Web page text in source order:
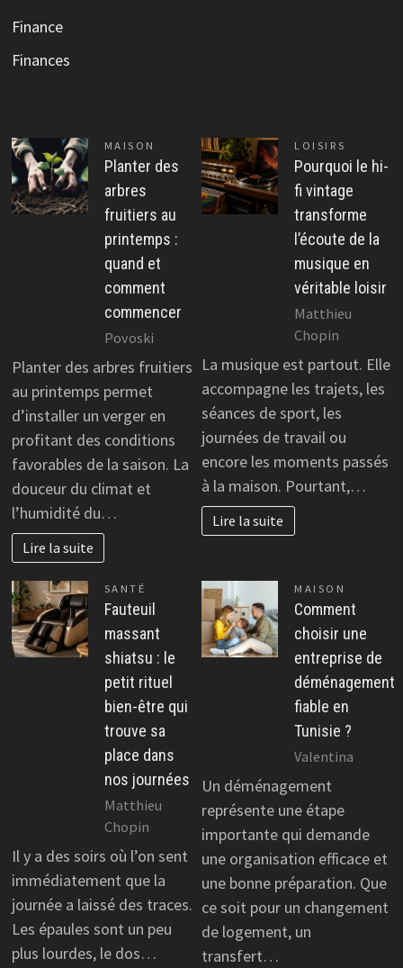
Finance
Finances
MAISON
Planter des
arbres
fruitiers au
printemps :
quand et
comment
commencer
Povoski
Planter des arbres fruitiers
au printemps permet
d’installer un verger en
profitant des conditions
favorables de la saison. La
douceur du climat et
l’humidité du…
Lire la suite
LOISIRS
Pourquoi le hi-
fi vintage
transforme
l’écoute de la
musique en
véritable loisir
Matthieu
Chopin
La musique est partout. Elle
accompagne les trajets, les
séances de sport, les
journées de travail ou
encore les moments passés
à la maison. Pourtant,…
Lire la suite
SANTÉ
Fauteuil
massant
shiatsu : le
petit rituel
bien-être qui
trouve sa
place dans
nos journées
Matthieu
Chopin
Il y a des soirs où l’on sent
immédiatement que la
journée a laissé des traces.
Les épaules sont un peu
plus lourdes, le dos…
MAISON
Comment
choisir une
entreprise de
déménagement
fiable en
Tunisie ?
Valentina
Un déménagement
représente une étape
importante qui demande
une organisation efficace et
une bonne préparation. Que
ce soit pour un changement
de logement, un
transfert…